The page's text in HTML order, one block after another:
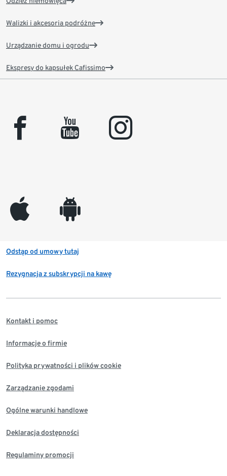
Walizki i akcesoria podróżne
Urządzanie domu i ogrodu
Ekspresy do kapsułek Cafissimo
facebook youtube instagram
appleinc android
Odstąp od umowy tutaj
Rezygnacja z subskrypcji na kawę
Kontakt i pomoc
Informacje o firmie
Polityka prywatności i plików cookie
Zarządzanie zgodami
Ogólne warunki handlowe
Deklaracja dostępności
Regulaminy promocji